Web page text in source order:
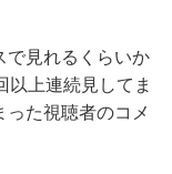
で見れるくらいか
以上連続見してま
った視聴者のコメ